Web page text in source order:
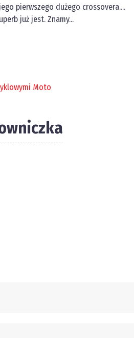
pierwszego dużego crossovera....
już jest. Znamy...